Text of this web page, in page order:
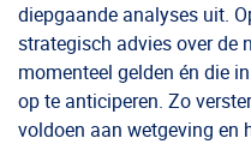
diepgaande analyses uit.
strategisch advies over de
momenteel gelden én die
op te anticiperen. Zo
voldoen aan wetgeving en